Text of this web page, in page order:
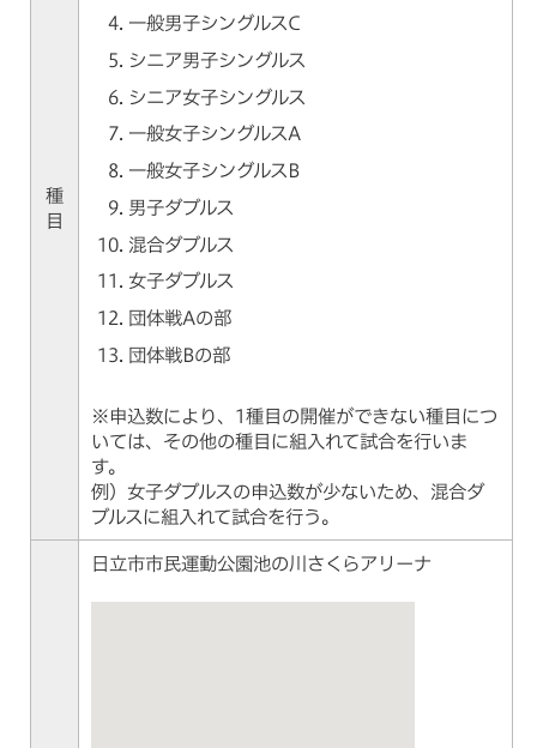
種
目
一般男子シングルスC
シニア男子シングルス
シニア女子シングルス
一般女子シングルスA
一般女子シングルスB
男子ダブルス
混合ダブルス
女子ダブルス
団体戦Aの部
団体戦Bの部
※申込数により、1種目の開催ができない種目につ
いては、その他の種目に組入れて試合を行いま
す。
例）女子ダブルスの申込数が少ないため、混合ダ
ブルスに組入れて試合を行う。
日立市市民運動公園池の川さくらアリーナ